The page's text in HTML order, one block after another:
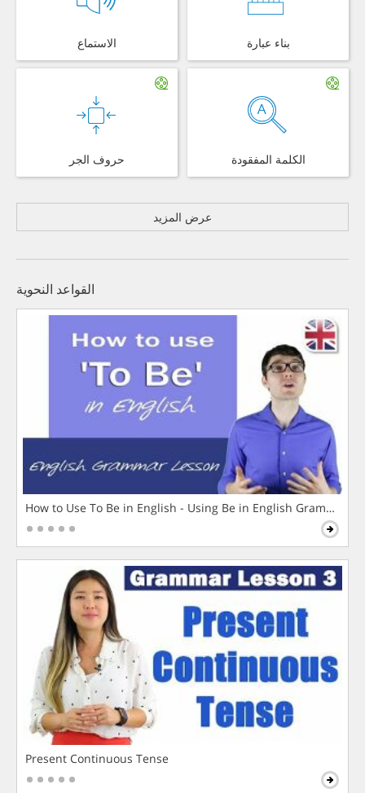
الاستماع بناء عبارة
حروف الجر الكلمة المفقودة
عرض المزيد
القواعد النحوية
How to Use To Be in English - Using Be in English Grammar
Present Continuous Tense